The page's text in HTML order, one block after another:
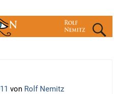
von Rolf Nemitz